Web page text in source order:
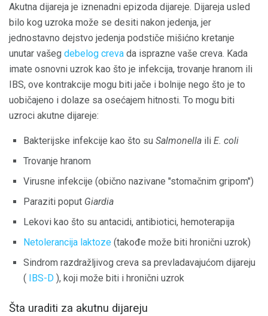
Akutna dijareja je iznenadni epizoda dijareje. Dijareja usled
bilo kog uzroka može se desiti nakon jedenja, jer
jednostavno dejstvo jedenja podstiče mišićno kretanje
unutar vašeg debelog creva da isprazne vaše creva. Kada
imate osnovni uzrok kao što je infekcija, trovanje hranom ili
IBS, ove kontrakcije mogu biti jače i bolnije nego što je to
uobičajeno i dolaze sa osećajem hitnosti. To mogu biti
uzroci akutne dijareje:
Bakterijske infekcije kao što su Salmonella ili E. coli
Trovanje hranom
Virusne infekcije (obično nazivane "stomačnim gripom")
Paraziti poput Giardia
Lekovi kao što su antacidi, antibiotici, hemoterapija
Netolerancija laktoze (takođe može biti hronični uzrok)
Sindrom razdražljivog creva sa prevladavajućom dijareju
( IBS-D ), koji može biti i hronični uzrok
Šta uraditi za akutnu dijareju